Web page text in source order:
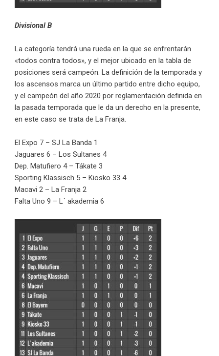
Divisional B
La categoría tendrá una rueda en la que se enfrentarán
«todos contra todos», y el mejor ubicado en la tabla de
posiciones será campeón. La definición de la temporada y
los ascensos marca un último partido entre dicho equipo,
y el campeón del año 2020 por reglamentación definida en
la pasada temporada que le da un derecho en la presente,
en este caso se trata de La Franja.
El Expo 7 – SJ La Banda 1
Jaguares 6 – Los Sultanes 4
Dep. Matufiero 4 – Tákate 3
Sporting Klassisch 5 – Kiosko 33 4
Macavi 2 – La Franja 2
Falta Uno 9 – L´ akademia 6